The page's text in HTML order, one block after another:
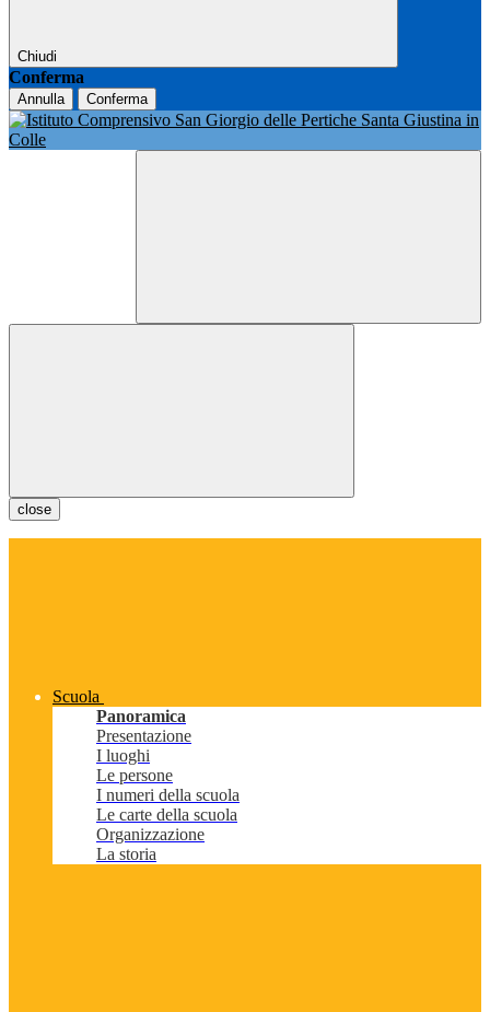
Chiudi
Conferma
Annulla Conferma
close
Scuola
Panoramica
Presentazione
I luoghi
Le persone
I numeri della scuola
Le carte della scuola
Organizzazione
La storia